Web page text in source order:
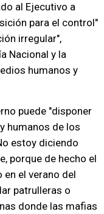
al Ejecutivo a
para el control"
irregular",
Nacional y la
humanos y
puede "disponer
humanos de los
estoy diciendo
porque de hecho el
en el verano del
patrulleras o
donde las mafias